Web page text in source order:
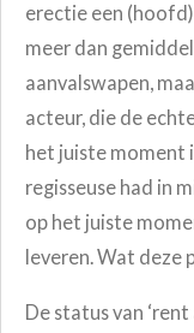
erectie een
meer dan
aanvalswapen,
acteur, die de
het juiste moment
regisseuse had in
op het juiste
leveren. Wat deze
De status van